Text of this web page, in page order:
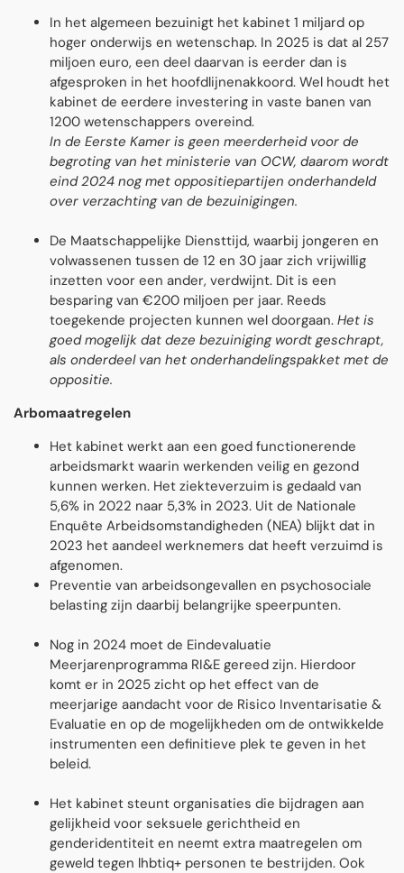
In het algemeen bezuinigt het kabinet 1 miljard op
hoger onderwijs en wetenschap. In 2025 is dat al 257
miljoen euro, een deel daarvan is eerder dan is
afgesproken in het hoofdlijnenakkoord. Wel houdt het
kabinet de eerdere investering in vaste banen van
1200 wetenschappers overeind.
In de Eerste Kamer is geen meerderheid voor de
begroting van het ministerie van OCW, daarom wordt
eind 2024 nog met oppositiepartijen onderhandeld
over verzachting van de bezuinigingen.
De Maatschappelijke Diensttijd, waarbij jongeren en
volwassenen tussen de 12 en 30 jaar zich vrijwillig
inzetten voor een ander, verdwijnt. Dit is een
besparing van €200 miljoen per jaar. Reeds
toegekende projecten kunnen wel doorgaan. Het is
goed mogelijk dat deze bezuiniging wordt geschrapt,
als onderdeel van het onderhandelingspakket met de
oppositie.
Arbomaatregelen
Het kabinet werkt aan een goed functionerende
arbeidsmarkt waarin werkenden veilig en gezond
kunnen werken. Het ziekteverzuim is gedaald van
5,6% in 2022 naar 5,3% in 2023. Uit de Nationale
Enquête Arbeidsomstandigheden (NEA) blĳkt dat in
2023 het aandeel werknemers dat heeft verzuimd is
afgenomen.
Preventie van arbeidsongevallen en psychosociale
belasting zijn daarbij belangrijke speerpunten.
Nog in 2024 moet de Eindevaluatie
Meerjarenprogramma RI&E gereed zijn. Hierdoor
komt er in 2025 zicht op het effect van de
meerjarige aandacht voor de Risico Inventarisatie &
Evaluatie en op de mogelĳkheden om de ontwikkelde
instrumenten een definitieve plek te geven in het
beleid.
Het kabinet steunt organisaties die bijdragen aan
gelijkheid voor seksuele gerichtheid en
genderidentiteit en neemt extra maatregelen om
geweld tegen lhbtiq+ personen te bestrijden. Ook